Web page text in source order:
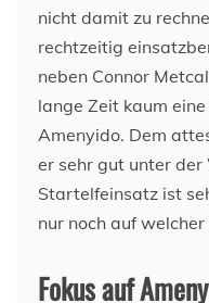
nicht damit zu
rechtzeitig
neben Connor
lange Zeit kaum
Amenyido. Dem
er sehr gut unter
Startelfeinsatz ist
nur noch auf welcher
Fokus auf